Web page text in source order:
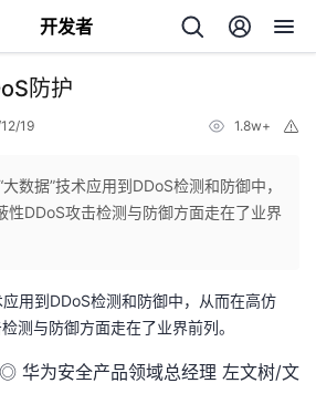
开发者
防护
19 1.8w+
大数据”技术应用到DDoS检测和防御中，
性DDoS攻击检测与防御方面走在了业界
应用到DDoS检测和防御中，从而在高仿
测与防御方面走在了业界前列。
◎ 华为安全产品领域总经理 左文树/文